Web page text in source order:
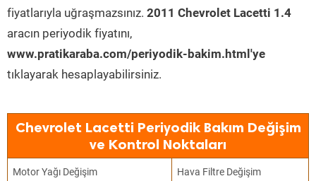
fiyatlarıyla uğraşmazsınız. 2011 Chevrolet Lacetti 1.4
aracın periyodik fiyatını,
www.pratikaraba.com/periyodik-bakim.html'ye
tıklayarak hesaplayabilirsiniz.
Chevrolet Lacetti Periyodik Bakım Değişim
ve Kontrol Noktaları
Motor Yağı Değişim Hava Filtre Değişim